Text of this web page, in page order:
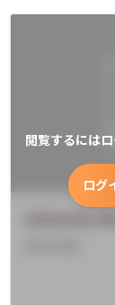
閲覧するには
ログ